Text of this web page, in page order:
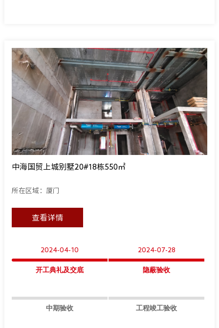
中海国贸上城别墅20#18栋550㎡
所在区域：厦门
查看详情
2024-04-10
开工典礼及交底
2024-07-28
隐蔽验收
中期验收 工程竣工验收